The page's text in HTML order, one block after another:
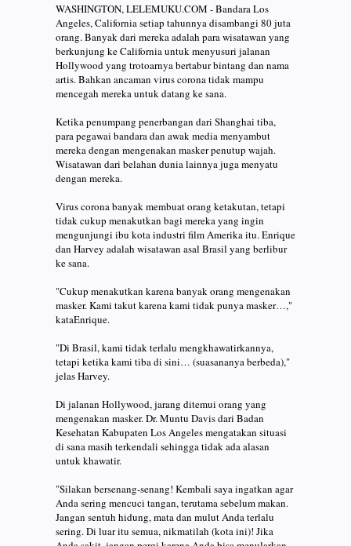
WASHINGTON, LELEMUKU.COM - Bandara Los
Angeles, California setiap tahunnya disambangi 80 juta
orang. Banyak dari mereka adalah para wisatawan yang
berkunjung ke California untuk menyusuri jalanan
Hollywood yang trotoarnya bertabur bintang dan nama
artis. Bahkan ancaman virus corona tidak mampu
mencegah mereka untuk datang ke sana.
Ketika penumpang penerbangan dari Shanghai tiba,
para pegawai bandara dan awak media menyambut
mereka dengan mengenakan masker penutup wajah.
Wisatawan dari belahan dunia lainnya juga menyatu
dengan mereka.
Virus corona banyak membuat orang ketakutan, tetapi
tidak cukup menakutkan bagi mereka yang ingin
mengunjungi ibu kota industri film Amerika itu. Enrique
dan Harvey adalah wisatawan asal Brasil yang berlibur
ke sana.
"Cukup menakutkan karena banyak orang mengenakan
masker. Kami takut karena kami tidak punya masker…,"
kataEnrique.
"Di Brasil, kami tidak terlalu mengkhawatirkannya,
tetapi ketika kami tiba di sini… (suasananya berbeda),"
jelas Harvey.
Di jalanan Hollywood, jarang ditemui orang yang
mengenakan masker. Dr. Muntu Davis dari Badan
Kesehatan Kabupaten Los Angeles mengatakan situasi
di sana masih terkendali sehingga tidak ada alasan
untuk khawatir.
"Silakan bersenang-senang! Kembali saya ingatkan agar
Anda sering mencuci tangan, terutama sebelum makan.
Jangan sentuh hidung, mata dan mulut Anda terlalu
sering. Di luar itu semua, nikmatilah (kota ini)! Jika